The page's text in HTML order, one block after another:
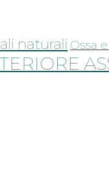
naturali Ossa